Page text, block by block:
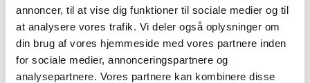
annoncer, til at vise dig funktioner til sociale medier og til
at analysere vores trafik. Vi deler også oplysninger om
din brug af vores hjemmeside med vores partnere inden
for sociale medier, annonceringspartnere og
analysepartnere. Vores partnere kan kombinere disse
SHOWROOM
Roskilde
VURDERING
DKK 1.000
VARENUMMER
6541317